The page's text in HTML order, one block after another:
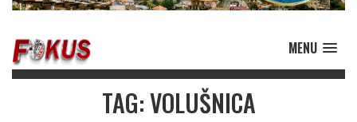
MENU
TAG: VOLUŠNICA